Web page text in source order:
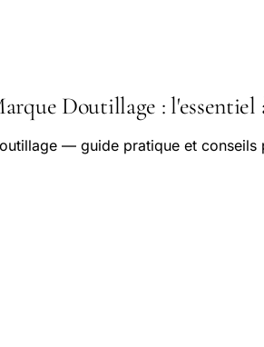
Doutillage : l'essentiel
— guide pratique et